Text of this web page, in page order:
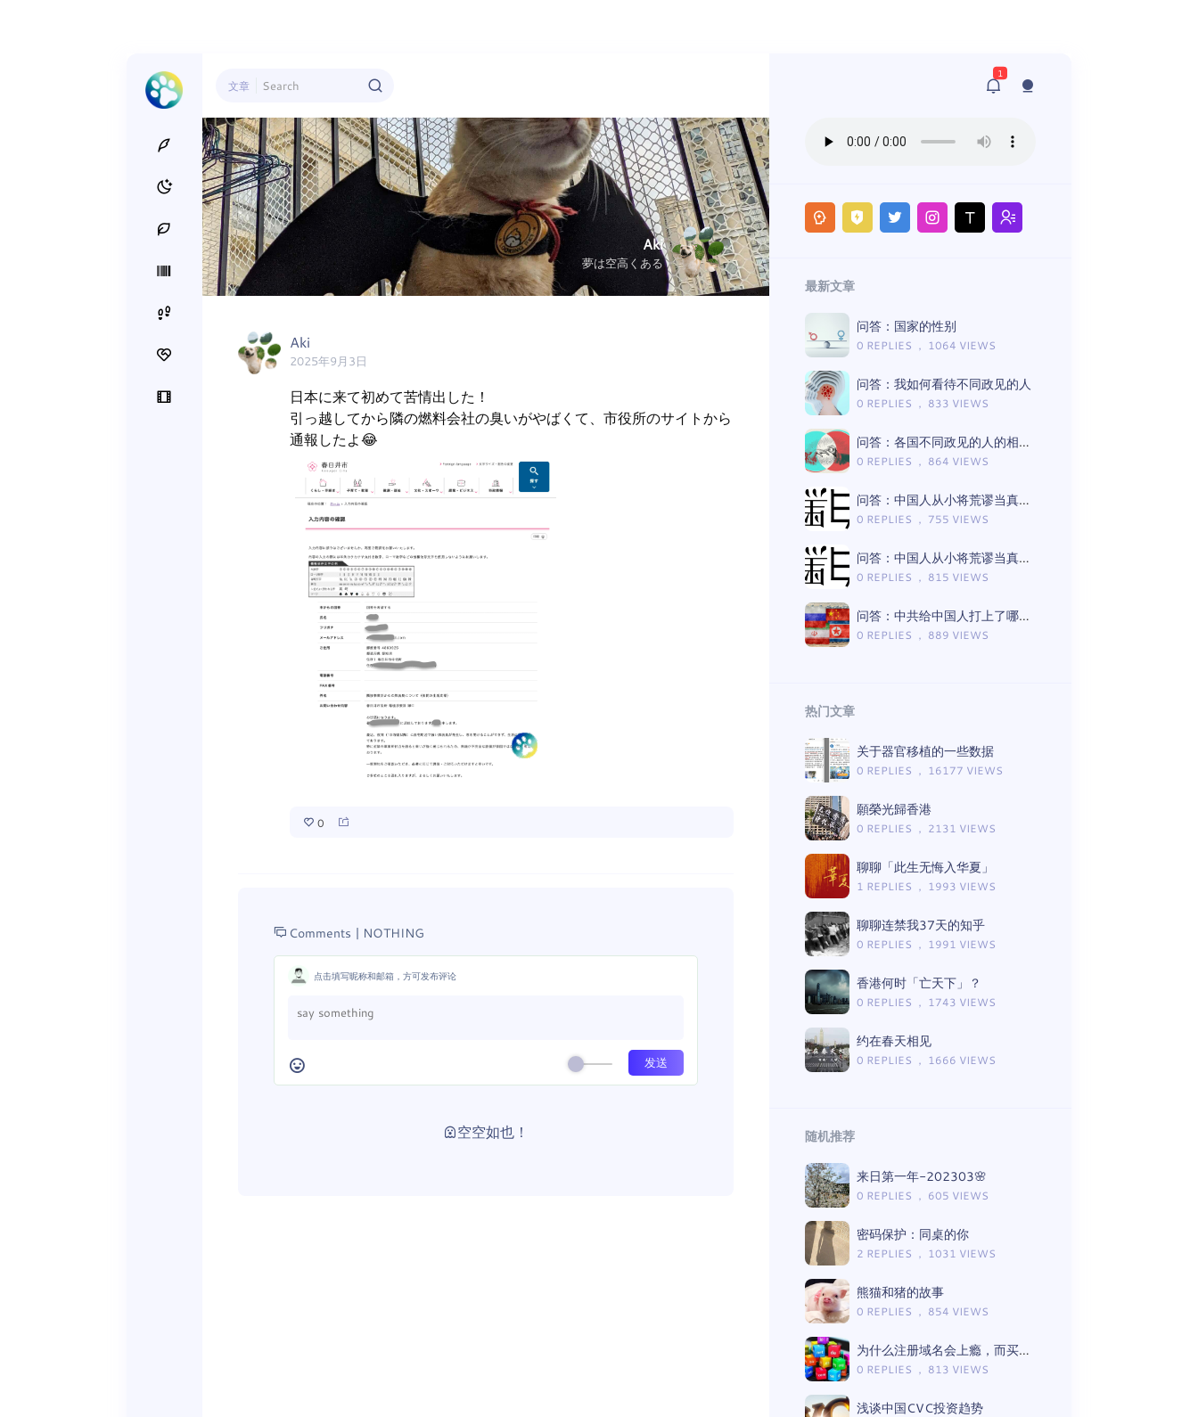
文章
Aki
夢は空高くある
Aki
2025年9月3日
日本に来て初めて苦情出した！
引っ越してから隣の燃料会社の臭いがやばくて、市役所のサイトから
通報したよ😂
0
Comments | NOTHING
点击填写昵称和邮箱，方可发布评论
空空如也！
1
最新文章
问答：国家的性别
0 REPLIES ， 1064 VIEWS
问答：我如何看待不同政见的人
0 REPLIES ， 833 VIEWS
问答：各国不同政见的人的相处模式差异
0 REPLIES ， 864 VIEWS
问答：中国人从小将荒谬当真理的言论有哪些（Gemini版）
0 REPLIES ， 755 VIEWS
问答：中国人从小将荒谬当真理的言论有哪些（ChatGPT版）
0 REPLIES ， 815 VIEWS
问答：中共给中国人打上了哪些思想钢印（Gemini版）
0 REPLIES ， 889 VIEWS
热门文章
关于器官移植的一些数据
0 REPLIES ， 16177 VIEWS
願榮光歸香港
0 REPLIES ， 2131 VIEWS
聊聊「此生无悔入华夏」
1 REPLIES ， 1993 VIEWS
聊聊连禁我37天的知乎
0 REPLIES ， 1991 VIEWS
香港何时「亡天下」？
0 REPLIES ， 1743 VIEWS
约在春天相见
0 REPLIES ， 1666 VIEWS
随机推荐
来日第一年-202303🌸
0 REPLIES ， 605 VIEWS
密码保护：同桌的你
2 REPLIES ， 1031 VIEWS
熊猫和猪的故事
0 REPLIES ， 854 VIEWS
为什么注册域名会上瘾，而买币不会？
0 REPLIES ， 813 VIEWS
浅谈中国CVC投资趋势